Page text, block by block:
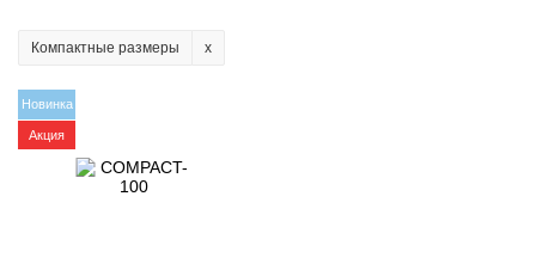
Компактные размеры
Новинка
Акция